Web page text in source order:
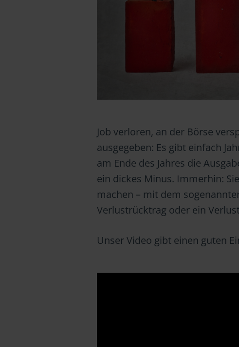
Job verloren, an der Börse
ausgegeben: Es gibt einfach
am Ende des Jahres die
ein dickes Minus. Immerhin:
machen – mit dem
Verlustrücktrag oder ein
Unser Video gibt einen guten